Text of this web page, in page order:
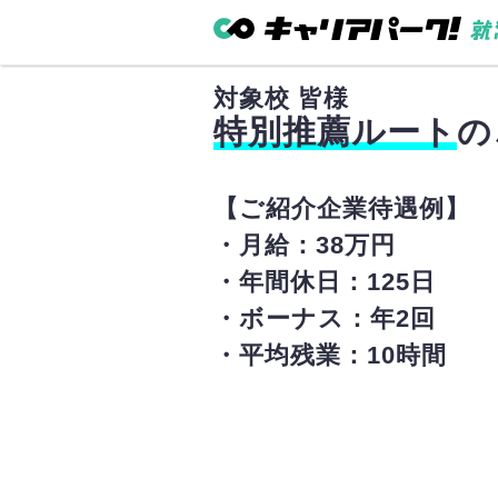
対象校 皆様
特別推薦ルート
【ご紹介企業待遇例】
・月給：38万円
・年間休日：125日
・ボーナス：年2回
・平均残業：10時間